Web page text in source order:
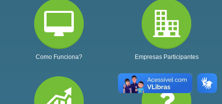
Como Funciona? Empresas Participantes